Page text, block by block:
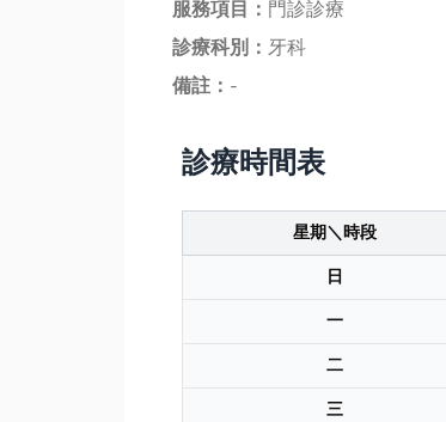
服務項目： 門診診療
診療科別： 牙科
備註： -
診療時間表
星期＼時段
日
一
二
三